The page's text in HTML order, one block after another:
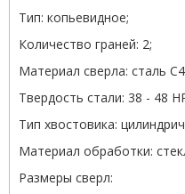
Тип: копьевидное;
Количество граней: 2;
Материал сверла: сталь
Твердость стали: 38 - 48
Тип хвостовика:
Материал обработки:
Размеры сверл: